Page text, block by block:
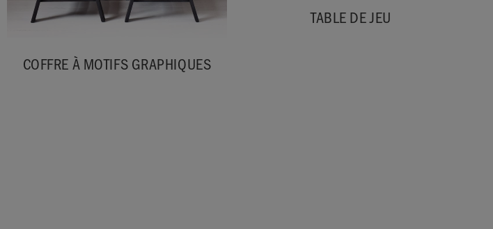
COFFRE À MOTIFS GRAPHIQUES
TABLE DE JEU